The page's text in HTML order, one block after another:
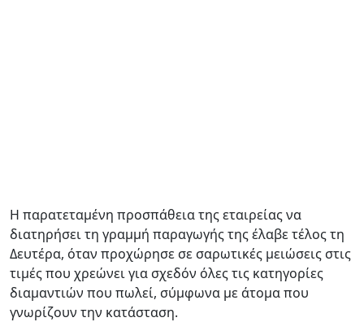
Η παρατεταμένη προσπάθεια της εταιρείας να
διατηρήσει τη γραμμή παραγωγής της έλαβε τέλος τη
Δευτέρα, όταν προχώρησε σε σαρωτικές μειώσεις στις
τιμές που χρεώνει για σχεδόν όλες τις κατηγορίες
διαμαντιών που πωλεί, σύμφωνα με άτομα που
γνωρίζουν την κατάσταση.